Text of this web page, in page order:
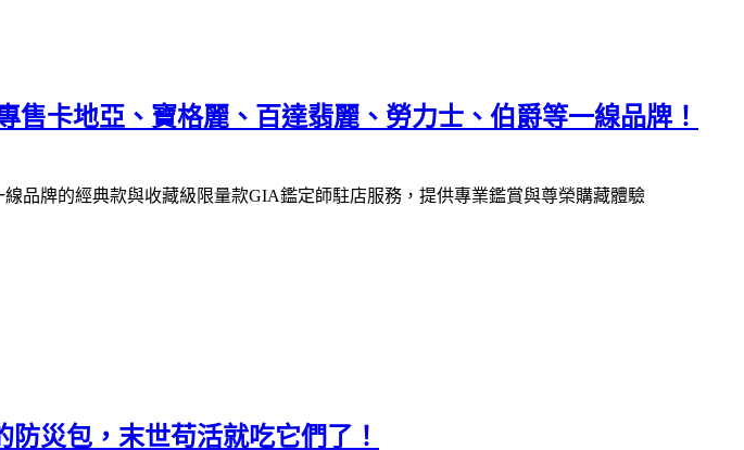
卡地亞、寶格麗、百達翡麗、勞力士、伯爵等一線品牌！
線品牌的經典款與收藏級限量款GIA鑑定師駐店服務，提供專業鑑賞與尊榮購藏體驗
災包，末世苟活就吃它們了！